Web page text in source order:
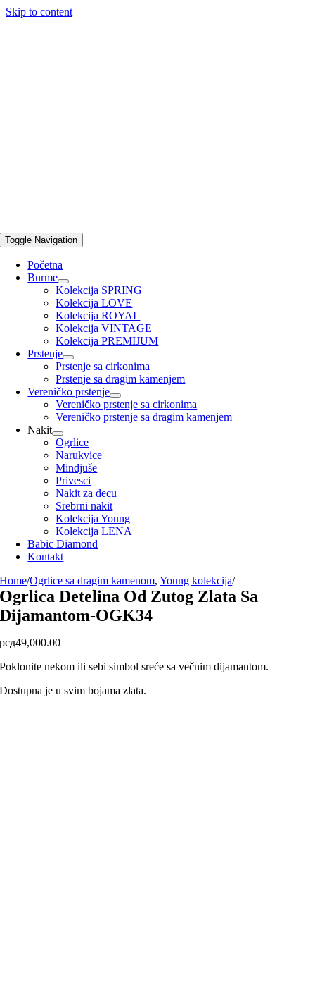
Skip to content
Toggle Navigation
Početna
Burme
Kolekcija SPRING
Kolekcija LOVE
Kolekcija ROYAL
Kolekcija VINTAGE
Kolekcija PREMIJUM
Prstenje
Prstenje sa cirkonima
Prstenje sa dragim kamenjem
Vereničko prstenje
Vereničko prstenje sa cirkonima
Vereničko prstenje sa dragim kamenjem
Nakit
Ogrlice
Narukvice
Mindjuše
Privesci
Nakit za decu
Srebrni nakit
Kolekcija Young
Kolekcija LENA
Babic Diamond
Kontakt
Home/Ogrlice sa dragim kamenom,Young kolekcija/
Ogrlica Detelina Od Zutog Zlata Sa
Dijamantom-OGK34
рсд49,000.00
Poklonite nekom ili sebi simbol sreće sa večnim dijamantom.
Dostupna je u svim bojama zlata.